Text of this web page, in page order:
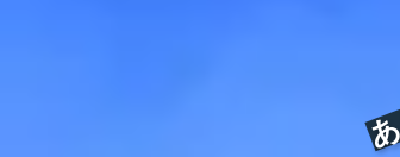
​